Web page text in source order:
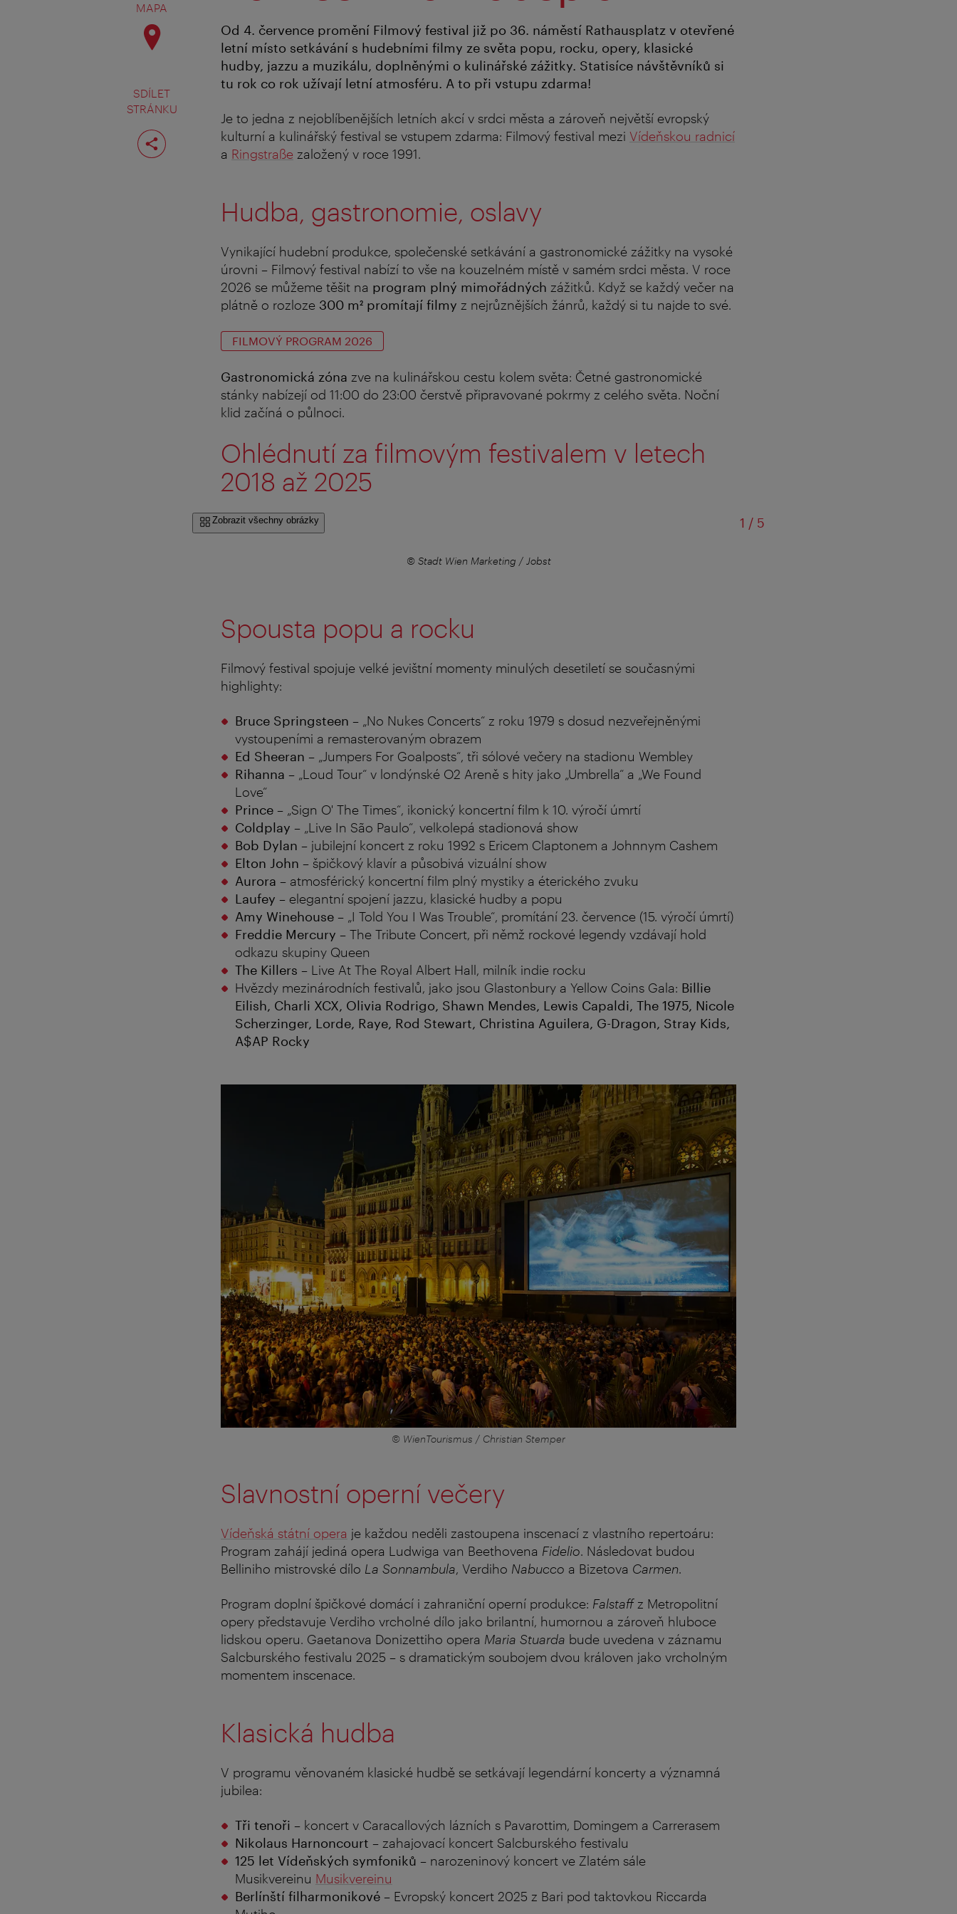
MAPA
SDÍLET
STRÁNKU
Rozdělit
stranu
Od 4. července promění Filmový festival již po 36. náměstí Rathausplatz v otevřené
letní místo setkávání s hudebními filmy ze světa popu, rocku, opery, klasické
hudby, jazzu a muzikálu, doplněnými o kulinářské zážitky. Statisíce návštěvníků si
tu rok co rok užívají letní atmosféru. A to při vstupu zdarma!
Je to jedna z nejoblíbenějších letních akcí v srdci města a zároveň největší evropský
kulturní a kulinářský festival se vstupem zdarma: Filmový festival mezi Vídeňskou radnicí
a Ringstraße založený v roce 1991.
Hudba, gastronomie, oslavy
Vynikající hudební produkce, společenské setkávání a gastronomické zážitky na vysoké
úrovni – Filmový festival nabízí to vše na kouzelném místě v samém srdci města. V roce
2026 se můžeme těšit na program plný mimořádných zážitků. Když se každý večer na
plátně o rozloze 300 m² promítají filmy z nejrůznějších žánrů, každý si tu najde to své.
FILMOVÝ PROGRAM 2026
Gastronomická zóna zve na kulinářskou cestu kolem světa: Četné gastronomické
stánky nabízejí od 11:00 do 23:00 čerstvě připravované pokrmy z celého světa. Noční
klid začíná o půlnoci.
Ohlédnutí za filmovým festivalem v letech
2018 až 2025
Zobrazit všechny obrázky 1 /z5
© Stadt Wien Marketing / Jobst
Spousta popu a rocku
Filmový festival spojuje velké jevištní momenty minulých desetiletí se současnými
highlighty:
Bruce Springsteen – „No Nukes Concerts“ z roku 1979 s dosud nezveřejněnými
vystoupeními a remasterovaným obrazem
Ed Sheeran – „Jumpers For Goalposts“, tři sólové večery na stadionu Wembley
Rihanna – „Loud Tour“ v londýnské O2 Areně s hity jako „Umbrella“ a „We Found
Love“
Prince– „Sign O' The Times“, ikonický koncertní film k 10. výročí úmrtí
Coldplay – „Live In São Paulo“, velkolepá stadionová show
Bob Dylan – jubilejní koncert z roku 1992 s Ericem Claptonem a Johnnym Cashem
Elton John – špičkový klavír a působivá vizuální show
Aurora – atmosférický koncertní film plný mystiky a éterického zvuku
Laufey – elegantní spojení jazzu, klasické hudby a popu
Amy Winehouse– „I Told You I Was Trouble“, promítání 23. července (15. výročí úmrtí)
Freddie Mercury – The Tribute Concert, při němž rockové legendy vzdávají hold
odkazu skupiny Queen
The Killers – Live At The Royal Albert Hall, milník indie rocku
Hvězdy mezinárodních festivalů, jako jsou Glastonbury a Yellow Coins Gala: Billie
Eilish, Charli XCX, Olivia Rodrigo, Shawn Mendes, Lewis Capaldi, The 1975, Nicole
Scherzinger, Lorde, Raye, Rod Stewart, Christina Aguilera, G-Dragon, Stray Kids,
A$AP Rocky
© WienTourismus / Christian Stemper
Slavnostní operní večery
Vídeňská státní opera je každou neděli zastoupena inscenací z vlastního repertoáru:
Program zahájí jediná opera Ludwiga van Beethovena Fidelio. Následovat budou
Belliniho mistrovské dílo La Sonnambula, Verdiho Nabucco a Bizetova Carmen.
Program doplní špičkové domácí i zahraniční operní produkce: Falstaffz Metropolitní
opery představuje Verdiho vrcholné dílo jako brilantní, humornou a zároveň hluboce
lidskou operu. Gaetanova Donizettiho opera Maria Stuarda bude uvedena v záznamu
Salcburského festivalu 2025 – s dramatickým soubojem dvou královen jako vrcholným
momentem inscenace.
Klasická hudba
V programu věnovaném klasické hudbě se setkávají legendární koncerty a významná
jubilea:
Tři tenoři – koncert v Caracallových lázních s Pavarottim, Domingem a Carrerasem
Nikolaus Harnoncourt – zahajovací koncert Salcburského festivalu
125 let Vídeňských symfoniků – narozeninový koncert ve Zlatém sále
Musikvereinu Musikvereinu
Berlínští filharmonikové– Evropský koncert 2025 z Bari pod taktovkou Riccarda